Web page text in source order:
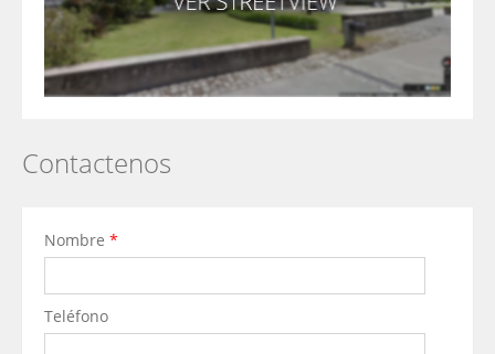
Contactenos
Nombre *
Teléfono